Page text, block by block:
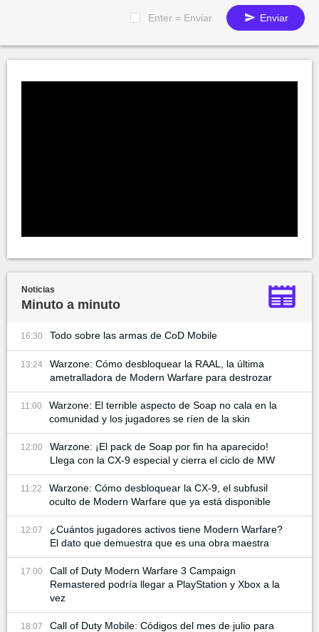
Enter = Enviar Enviar
Noticias
Minuto a minuto
16:30 Todo sobre las armas de CoD Mobile
13:24
Warzone: Cómo desbloquear la RAAL, la última
ametralladora de Modern Warfare para destrozar
11:00
Warzone: El terrible aspecto de Soap no cala en la
comunidad y los jugadores se ríen de la skin
12:00
Warzone: ¡El pack de Soap por fin ha aparecido!
Llega con la CX-9 especial y cierra el ciclo de MW
11:22
Warzone: Cómo desbloquear la CX-9, el subfusil
oculto de Modern Warfare que ya está disponible
12:07
¿Cuántos jugadores activos tiene Modern Warfare?
El dato que demuestra que es una obra maestra
17:00
Call of Duty Modern Warfare 3 Campaign
Remastered podría llegar a PlayStation y Xbox a la
vez
18:07
Call of Duty Mobile: Códigos del mes de julio para